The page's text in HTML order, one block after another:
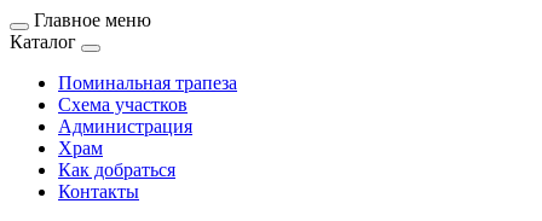
Главное меню
Каталог
Поминальная трапеза
Схема участков
Администрация
Храм
Как добраться
Контакты